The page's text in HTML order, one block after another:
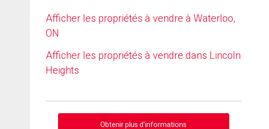
Afficher les propriétés à vendre à Waterloo,
ON
Afficher les propriétés à vendre dans Lincoln
Heights
Obtenir plus d'informations